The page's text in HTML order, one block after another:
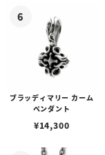
ブラッディマリー カーム
ペンダント
¥14,300